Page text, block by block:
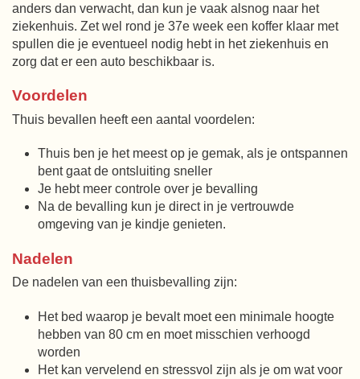
anders dan verwacht, dan kun je vaak alsnog naar het
ziekenhuis. Zet wel rond je 37e week een koffer klaar met
spullen die je eventueel nodig hebt in het ziekenhuis en
zorg dat er een auto beschikbaar is.
Voordelen
Thuis bevallen heeft een aantal voordelen:
Thuis ben je het meest op je gemak, als je ontspannen
bent gaat de ontsluiting sneller
Je hebt meer controle over je bevalling
Na de bevalling kun je direct in je vertrouwde
omgeving van je kindje genieten.
Nadelen
De nadelen van een thuisbevalling zijn:
Het bed waarop je bevalt moet een minimale hoogte
hebben van 80 cm en moet misschien verhoogd
worden
Het kan vervelend en stressvol zijn als je om wat voor